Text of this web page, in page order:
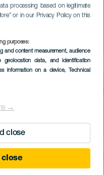
processing based on legitimate
or in our Privacy Policy on this
purposes:
and content measurement, audience
geolocation data, and identification
information on a device, Technical
→
close
close